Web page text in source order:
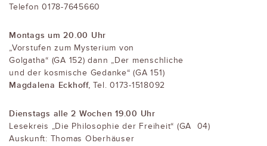
Telefon 0178-7645660
Montags um 20.00 Uhr
„Vorstufen zum Mysterium von
Golgatha“ (GA 152) dann „Der menschliche
und der kosmische Gedanke“ (GA 151)
Magdalena Eckhoff, Tel. 0173-1518092
Dienstags alle 2 Wochen 19.00 Uhr
Lesekreis „Die Philosophie der Freiheit“ (GA 04)
Auskunft: Thomas Oberhäuser